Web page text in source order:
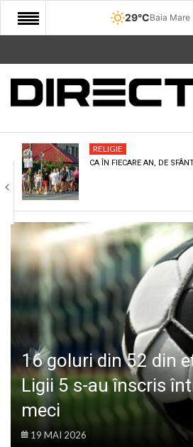
29°CBaia Mare
START
COMUNITATE
CULTURA
ECONOMIE
SANATATE
SPORT
SPECIAL
POLITIC
RELIGIE
CA ÎN FIECARE AN, DE
16 goluri din 52 din
Ligii 5 s-au înscris
meci
19 MAI 2026